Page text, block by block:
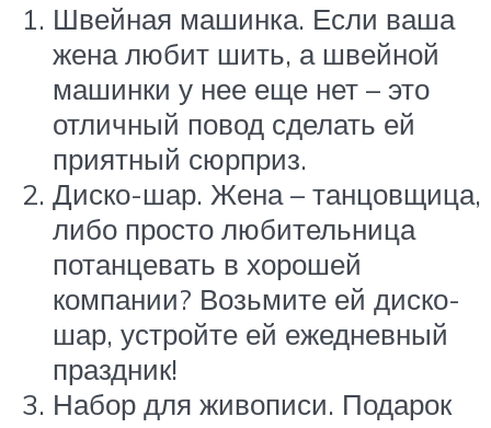
Швейная машинка. Если ваша
жена любит шить, а швейной
машинки у нее еще нет – это
отличный повод сделать ей
приятный сюрприз.
Диско-шар. Жена – танцовщица,
либо просто любительница
потанцевать в хорошей
компании? Возьмите ей диско-
шар, устройте ей ежедневный
праздник!
Набор для живописи. Подарок